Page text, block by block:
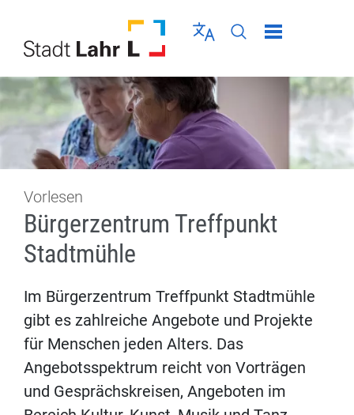
Sprache wählen
Seiten-Suche
Menü schließen
Vorlesen
Bürgerzentrum Treffpunkt
Stadtmühle
Im Bürgerzentrum Treffpunkt Stadtmühle
gibt es zahlreiche Angebote und Projekte
für Menschen jeden Alters. Das
Angebotsspektrum reicht von Vorträgen
und Gesprächskreisen, Angeboten im